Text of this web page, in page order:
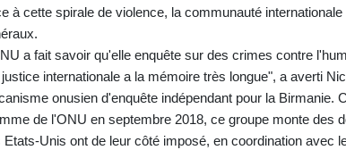
à cette spirale de violence, la communauté
a fait savoir qu'elle enquête sur des crimes contre
internationale a la mémoire très longue", a averti
onusien d'enquête indépendant pour la Birmanie.
de l'ONU en septembre 2018, ce groupe monte des
Etats-Unis ont de leur côté imposé, en coordination avec